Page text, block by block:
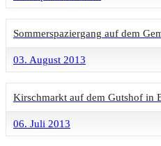
Sommerspaziergang auf dem
03. August 2013
Kirschmarkt auf dem Gutshof in
06. Juli 2013